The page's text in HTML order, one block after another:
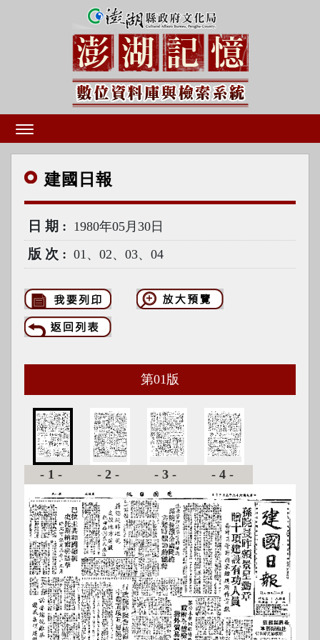
建國 日報
日期 1980年05月30日
版次 01、02、03、04
第01 版
-1- -2- -3- -4-